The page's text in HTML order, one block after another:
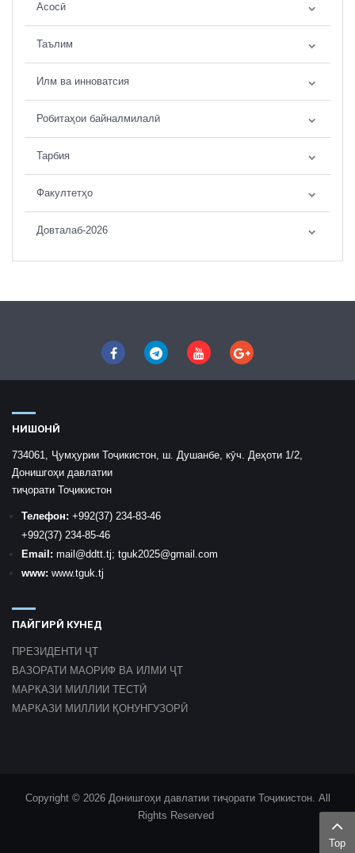
Асосӣ
Таълим
Илм ва инноватсия
Робитаҳои байналмилалӣ
Тарбия
Факултетҳо
Довталаб-2026
НИШОНӢ
734061, Ҷумҳурии Тоҷикистон, ш. Душанбе, кӯч. Деҳоти 1/2,
Донишгоҳи давлатии
тиҷорати Тоҷикистон
Телефон: +992(37) 234-83-46
+992(37) 234-85-46
Email: mail @ddtt.tj; tguk2025@gmail.com
www: www.tguk.tj
ПАЙГИРӢ КУНЕД
ПРЕЗИДЕНТИ ҶТ
ВАЗОРАТИ МАОРИФ ВА ИЛМИ ҶТ
МАРКАЗИ МИЛЛИИ ТЕСТӢ
МАРКАЗИ МИЛЛИИ ҚОНУНГУЗОРӢ
Copyright © 2026 Донишгоҳи давлатии тиҷорати Тоҷикистон. All
Rights Reserved
Top